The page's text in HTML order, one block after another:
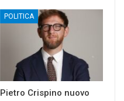
POLITICA
Pietro Crispino nuovo